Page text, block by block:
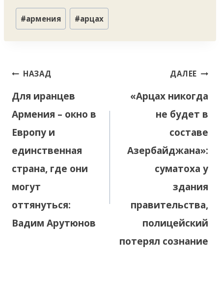
Метки
записи:
#армения #арцах
Навигация
записям
НАЗАД
Для иранцев
Армения – окно в
Европу и
единственная
страна, где они
могут
оттянуться:
Вадим Арутюнов
ДАЛЕЕ
«Арцах никогда
не будет в
составе
Азербайджана»:
суматоха у
здания
правительства,
полицейский
потерял сознание